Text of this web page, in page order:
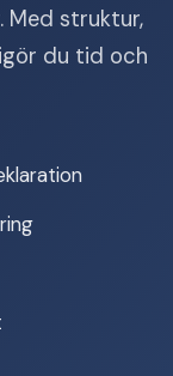
Med struktur,
du tid och